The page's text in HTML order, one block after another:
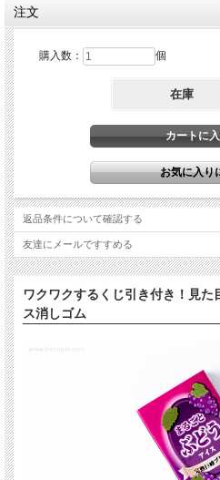
注文
購入数： 個
在庫
返品条件について確認する
友達にメールですすめる
ワクワクするくじ引き付き！見た
ス消しゴム